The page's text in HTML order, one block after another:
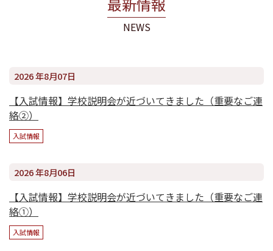
NEWS
2026 年8月07日
【入試情報】学校説明会が近づいてきました（重要なご連
絡②）
入試情報
2026 年8月06日
【入試情報】学校説明会が近づいてきました（重要なご連
絡①）
入試情報